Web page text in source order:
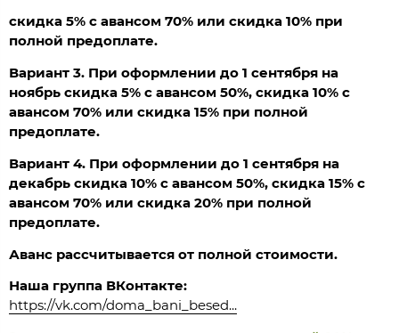
скидка 5% с авансом 70% или скидка 10% при
полной предоплате.
Вариант 3. При оформлении до 1 сентября на
ноябрь скидка 5% с авансом 50%, скидка 10% с
авансом 70% или скидка 15% при полной
предоплате.
Вариант 4. При оформлении до 1 сентября на
декабрь скидка 10% с авансом 50%, скидка 15% с
авансом 70% или скидка 20% при полной
предоплате.
Аванс рассчитывается от полной стоимости.
Наша группа ВКонтакте:
https://vk.com/doma_bani_besed...